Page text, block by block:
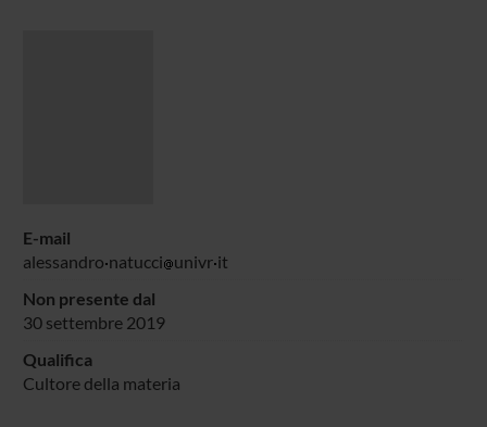
E-mail
alessandro natucci univr it
Non presente dal
30 settembre 2019
Qualifica
Cultore della materia